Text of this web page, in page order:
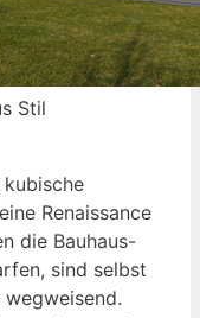
Stil
Renaissance
die Bauhaus-
sind selbst